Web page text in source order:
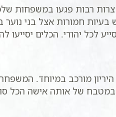
רבות פגעו במשפחות
חמורות אצל בני נוער
לכל יהודי. הכלים יסייעו
מורכב במיוחד.
של אותה אישה הכל